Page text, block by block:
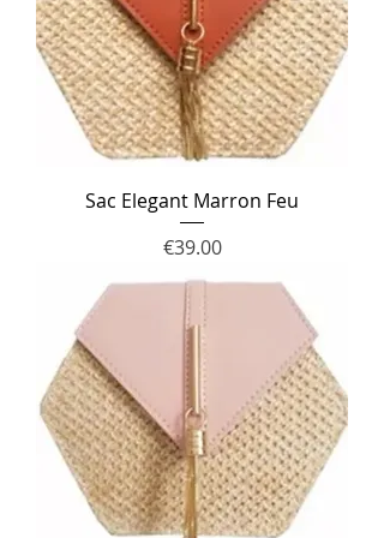
Sac Elegant Marron Feu
Price
€39.00